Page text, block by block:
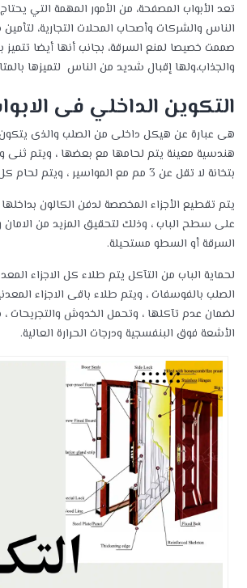
تعد الأبواب المصفحة، من الأمور المهمة التي
الناس والشركات وأصحاب المحلات التجارية،
صممت خصيصا لمنع السرقة، بجانب أنها أيضا تتميز
والجذاب،ولها إقبال شديد من الناس لتميزها
التكوين الداخلي فى
هى عبارة عن هيكل داخلى من الصلب والذى
هندسية معينة يتم لحامها مع بعضها ، ويتم ثنى
بتخانة لا تقل عن 3 مم مع المواسير ، ويتم لحام كل الاجزاء مع بعض.
يتم تقطيع الأجزاء المخصصة لدفن الكالون
على سطح الباب ، وذلك لتحقيق المزيد من
السرقة أو السطو مستحيلة.
لحماية الباب من التآكل يتم طلاء كل الاجزاء
الصلب بالفوسفات ، ويتم طلاء باقى الاجزاء
لضمان عدم تآكلها ، وتحمل الخدوش والتجريحات ،
الأشعة فوق البنفسجية ودرجات الحرارة العالية.